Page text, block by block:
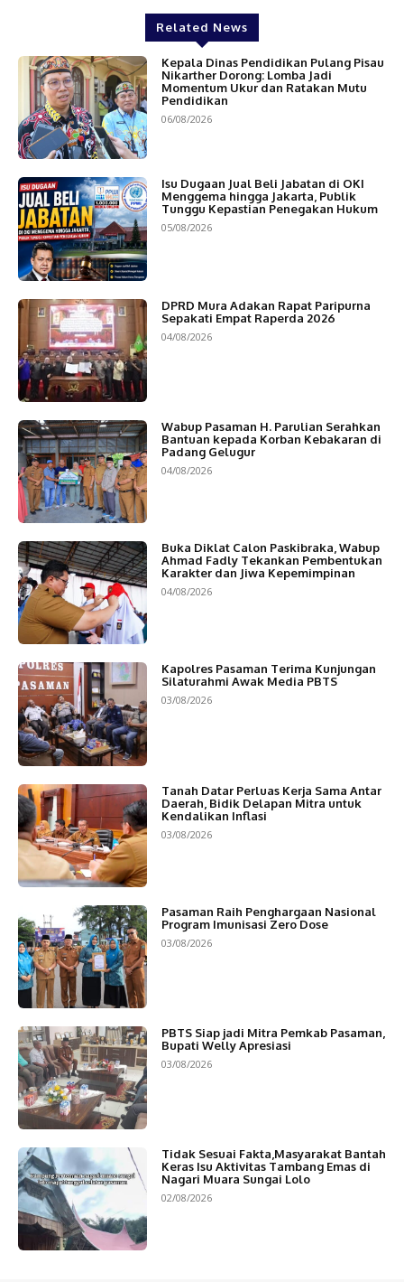
Related News
Kepala Dinas Pendidikan Pulang Pisau
Nikarther Dorong: Lomba Jadi
Momentum Ukur dan Ratakan Mutu
Pendidikan
06/08/2026
Isu Dugaan Jual Beli Jabatan di OKI
Menggema hingga Jakarta, Publik
Tunggu Kepastian Penegakan Hukum
05/08/2026
DPRD Mura Adakan Rapat Paripurna
Sepakati Empat Raperda 2026
04/08/2026
Wabup Pasaman H. Parulian Serahkan
Bantuan kepada Korban Kebakaran di
Padang Gelugur
04/08/2026
Buka Diklat Calon Paskibraka, Wabup
Ahmad Fadly Tekankan Pembentukan
Karakter dan Jiwa Kepemimpinan
04/08/2026
Kapolres Pasaman Terima Kunjungan
Silaturahmi Awak Media PBTS
03/08/2026
Tanah Datar Perluas Kerja Sama Antar
Daerah, Bidik Delapan Mitra untuk
Kendalikan Inflasi
03/08/2026
Pasaman Raih Penghargaan Nasional
Program Imunisasi Zero Dose
03/08/2026
PBTS Siap jadi Mitra Pemkab Pasaman,
Bupati Welly Apresiasi
03/08/2026
Tidak Sesuai Fakta,Masyarakat Bantah
Keras Isu Aktivitas Tambang Emas di
Nagari Muara Sungai Lolo
02/08/2026